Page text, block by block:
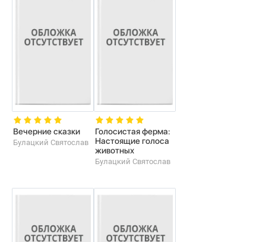
Вечерние сказки
Булацкий Святослав
Голосистая ферма:
Настоящие голоса
животных
Булацкий Святослав